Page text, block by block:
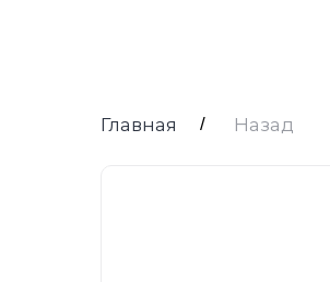
Главная / Назад